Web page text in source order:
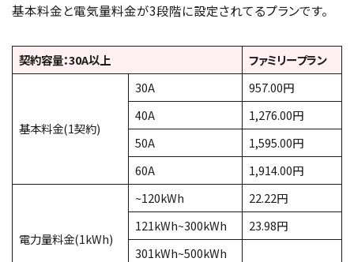
基本料金と電気量料金が3段階に設定されてるプランです。
契約容量：30A以上 ファミリープラン
基本料金(1契約)
30A
957.00円
40A
1,276.00円
50A
1,595.00円
60A
1,914.00円
電力量料金(1kWh)
~120kWh
22.22円
121kWh~300kWh
23.98円
301kWh~500kWh